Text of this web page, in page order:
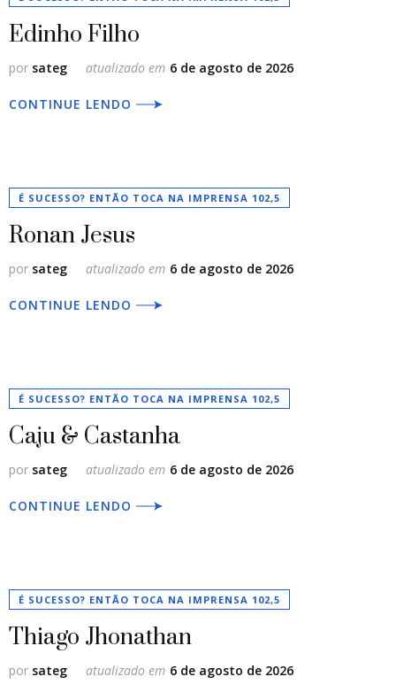
Edinho Filho
por sateg atualizado em 6 de agosto de 2026
CONTINUE LENDO
É SUCESSO? ENTÃO TOCA NA IMPRENSA 102,5
Ronan Jesus
por sateg atualizado em 6 de agosto de 2026
CONTINUE LENDO
É SUCESSO? ENTÃO TOCA NA IMPRENSA 102,5
Caju & Castanha
por sateg atualizado em 6 de agosto de 2026
CONTINUE LENDO
É SUCESSO? ENTÃO TOCA NA IMPRENSA 102,5
Thiago Jhonathan
por sateg atualizado em 6 de agosto de 2026